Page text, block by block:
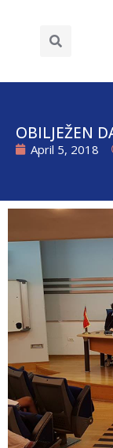
OBILJEŽEN
April 5, 2018